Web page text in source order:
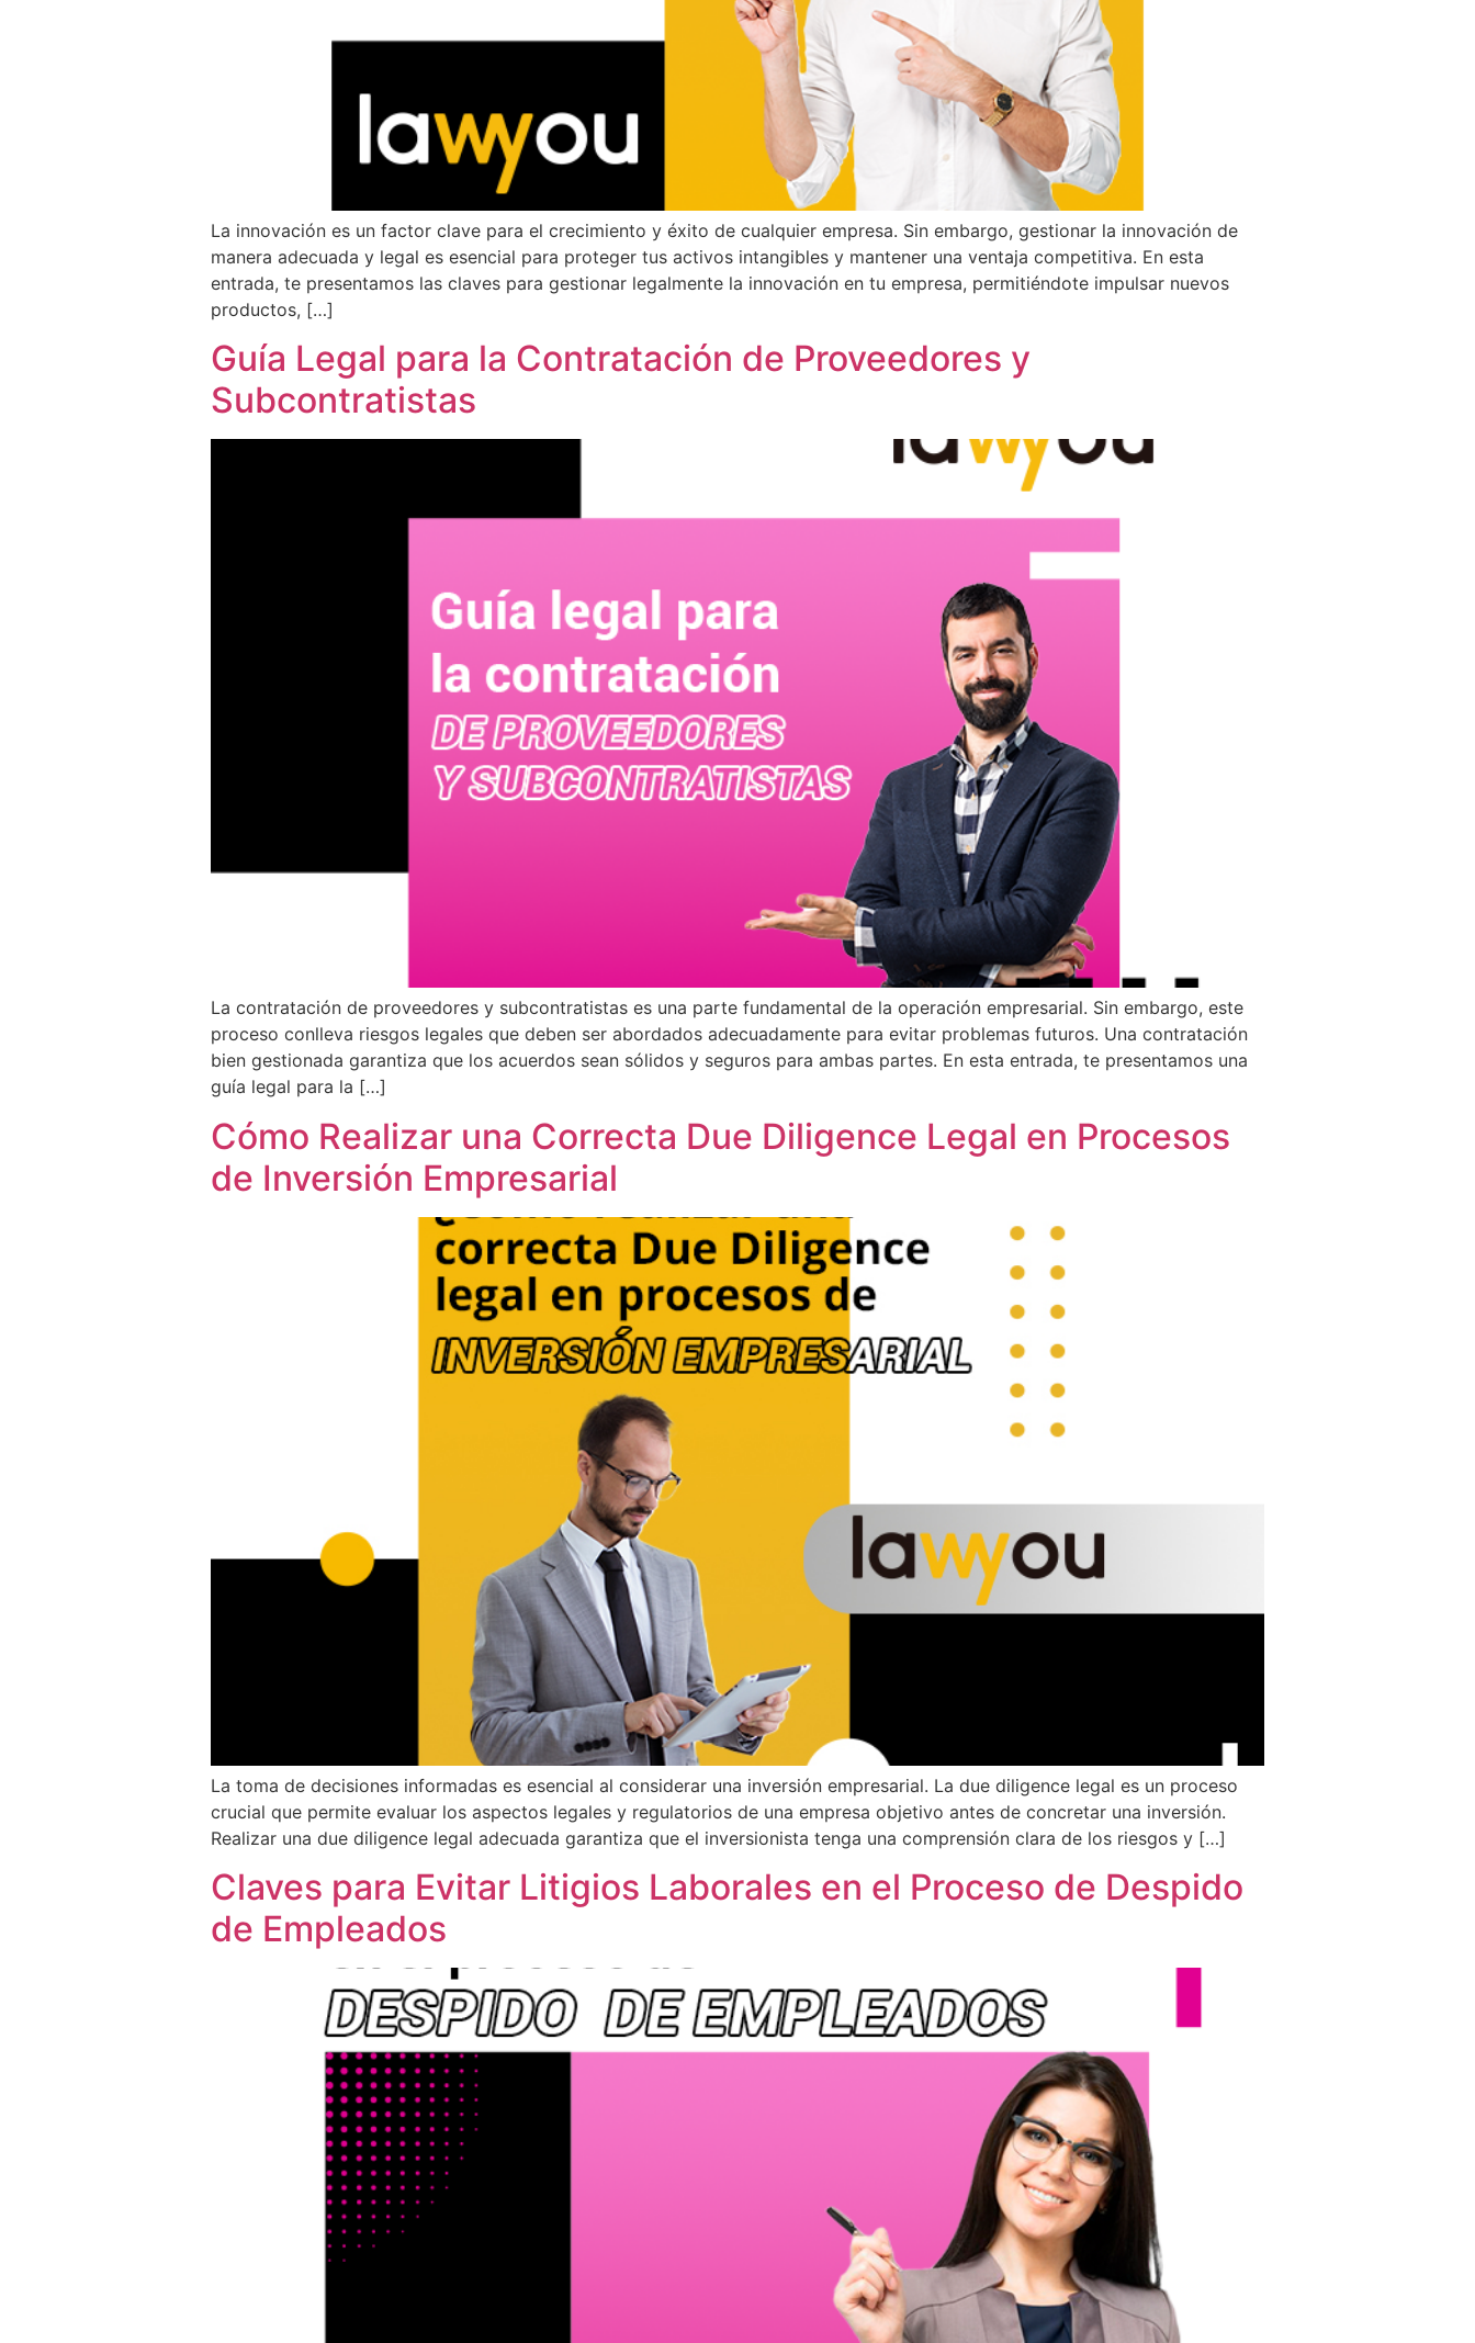
La innovación es un factor clave para el crecimiento y éxito de cualquier empresa. Sin embargo, gestionar la innovación de
manera adecuada y legal es esencial para proteger tus activos intangibles y mantener una ventaja competitiva. En esta
entrada, te presentamos las claves para gestionar legalmente la innovación en tu empresa, permitiéndote impulsar nuevos
productos, […]
Guía Legal para la Contratación de Proveedores y
Subcontratistas
La contratación de proveedores y subcontratistas es una parte fundamental de la operación empresarial. Sin embargo, este
proceso conlleva riesgos legales que deben ser abordados adecuadamente para evitar problemas futuros. Una contratación
bien gestionada garantiza que los acuerdos sean sólidos y seguros para ambas partes. En esta entrada, te presentamos una
guía legal para la […]
Cómo Realizar una Correcta Due Diligence Legal en Procesos
de Inversión Empresarial
La toma de decisiones informadas es esencial al considerar una inversión empresarial. La due diligence legal es un proceso
crucial que permite evaluar los aspectos legales y regulatorios de una empresa objetivo antes de concretar una inversión.
Realizar una due diligence legal adecuada garantiza que el inversionista tenga una comprensión clara de los riesgos y […]
Claves para Evitar Litigios Laborales en el Proceso de Despido
de Empleados